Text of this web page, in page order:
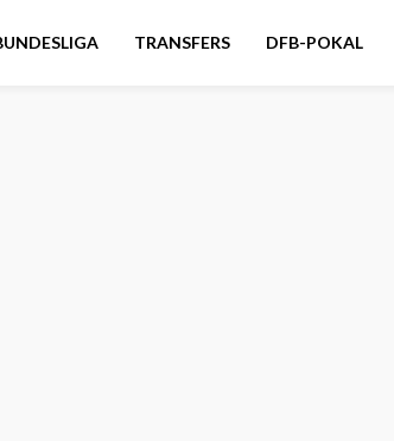
TRANSFERS DFB-POKAL